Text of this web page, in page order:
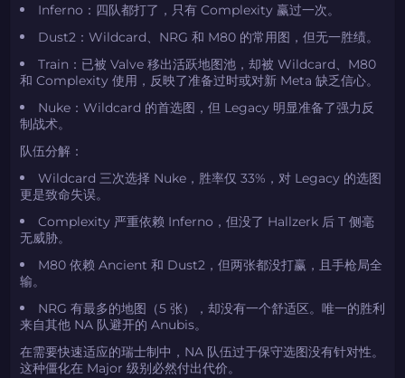
只需抓取区域并将促销代码复制到剪贴板
2024LONG
复制到剪贴板
如何使用促销代码
带上你的促销代码
如何使用促销代码
带上你的促销代码
由KARRIGAN倾情推荐
团队 THE MONGOLZ
CS2CODES.CN社区与电子竞技
Inferno：四队都打了，只有 Complexity 赢过一次。
Dust2：Wildcard、NRG 和 M80 的常用图，但无一胜绩。
Train：已被 Valve 移出活跃地图池，却被 Wildcard、M80
和 Complexity 使用，反映了准备过时或对新 Meta 缺乏信心。
Nuke：Wildcard 的首选图，但 Legacy 明显准备了强力反
制战术。
队伍分解：
Wildcard 三次选择 Nuke，胜率仅 33%，对 Legacy 的选图
更是致命失误。
Complexity 严重依赖 Inferno，但没了 Hallzerk 后 T 侧毫
无威胁。
M80 依赖 Ancient 和 Dust2，但两张都没打赢，且手枪局全
输。
NRG 有最多的地图（5 张），却没有一个舒适区。唯一的胜利
来自其他 NA 队避开的 Anubis。
在需要快速适应的瑞士制中，NA 队伍过于保守选图没有针对性。
这种僵化在 Major 级别必然付出代价。